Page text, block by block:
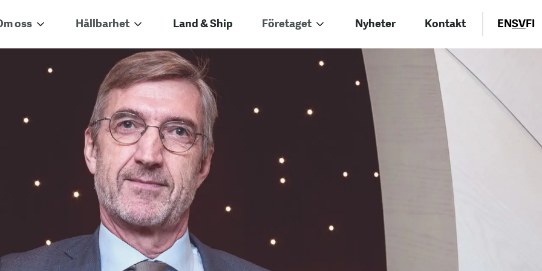
oss Hållbarhet Land & Ship Företaget Nyheter Kontakt ENSVFI